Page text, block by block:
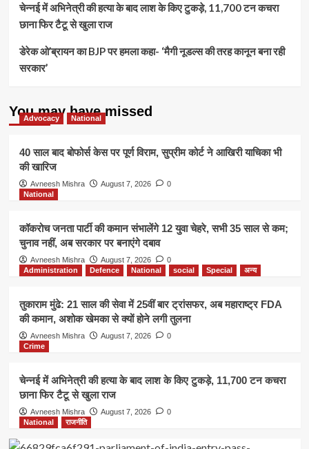
चेन्नई में अभिनेत्री की हत्या के बाद लाश के किए टुकड़े, 11,700 टन कचरा
छाना फिर टैटू से खुला राज
डेरेक ओ’ब्रायन का BJP पर हमला कहा- ‘मैगी नूडल्स की तरह कानून बना रही
सरकार’
You may have missed
Advocacy National
40 साल बाद बोफोर्स केस पर पूर्ण विराम, सुप्रीम कोर्ट ने आखिरी याचिका भी
की खारिज
Avneesh Mishra August 7, 2026
0
National
कॉकरोच जनता पार्टी की कमान संभालेंगे 12 युवा चेहरे, सभी 35 साल से कम;
चुनाव नहीं, अब सरकार पर बनाएंगे दबाव
Avneesh Mishra August 7, 2026
0
Administration
Defence National social Special अन्य
तुकाराम मुंढे: 21 साल की सेवा में 25वीं बार ट्रांसफर, अब महाराष्ट्र FDA
की कमान, अशोक खेमका से क्यों होने लगी तुलना
Avneesh Mishra August 7, 2026
0
Crime
चेन्नई में अभिनेत्री की हत्या के बाद लाश के किए टुकड़े, 11,700 टन कचरा
छाना फिर टैटू से खुला राज
Avneesh Mishra August 7, 2026
0
National
राजनीति